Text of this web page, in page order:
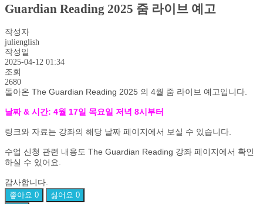
Guardian Reading 2025 줌 라이브 예고
작성자
julienglish
작성일
2025-04-12 01:34
조회
2680
돌아온 The Guardian Reading 2025 의 4월 줌 라이브 예고입니다.
날짜 & 시간: 4월 17일 목요일 저녁 8시부터
링크와 자료는 강좌의 해당 날짜 페이지에서 보실 수 있습니다.
수업 신청 관련 내용도 The Guardian Reading 강좌 페이지에서 확인
하실 수 있어요.
감사합니다.
좋아요 0 싫어요 0